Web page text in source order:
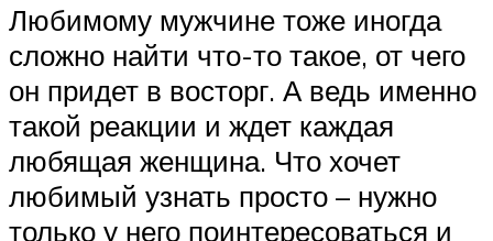
Любимому мужчине тоже иногда
сложно найти что-то такое, от чего
он придет в восторг. А ведь именно
такой реакции и ждет каждая
любящая женщина. Что хочет
любимый узнать просто – нужно
только у него поинтересоваться и